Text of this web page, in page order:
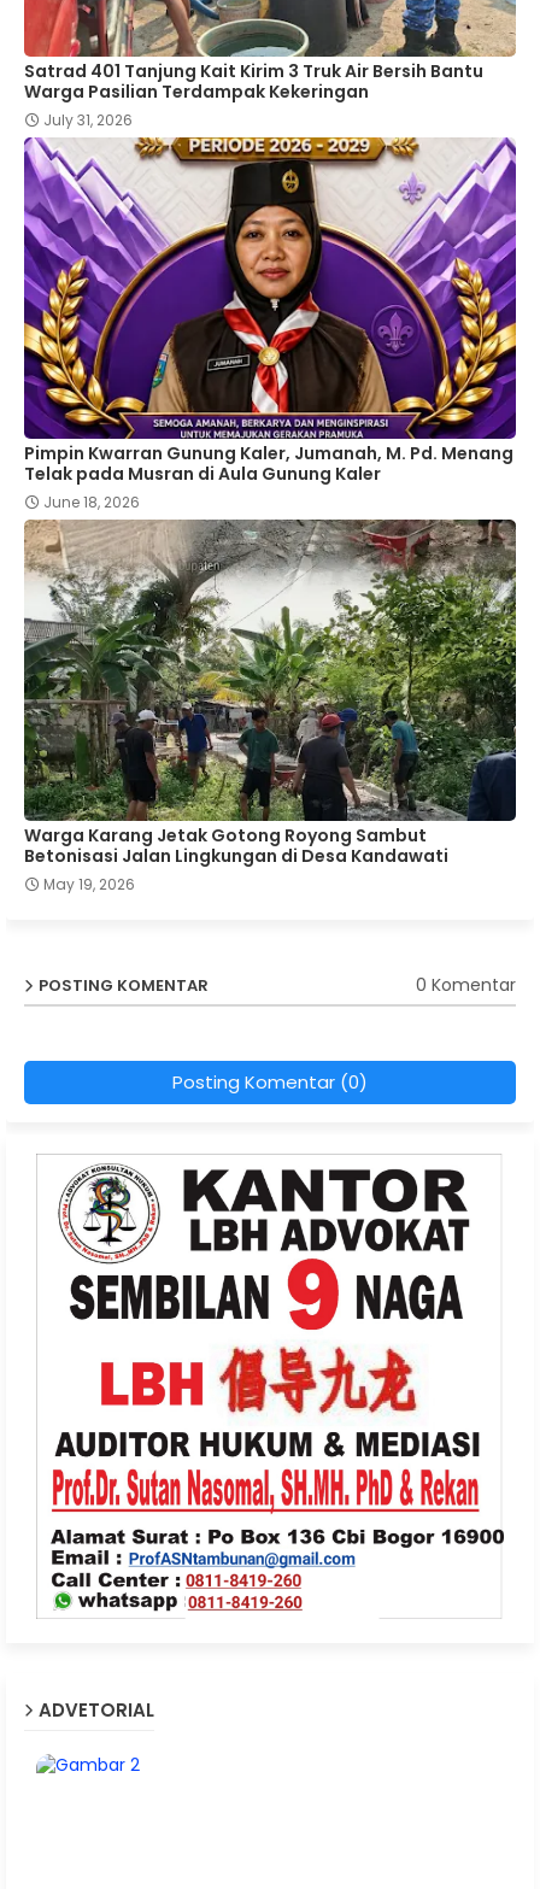
Satrad 401 Tanjung Kait Kirim 3 Truk Air Bersih Bantu
Warga Pasilian Terdampak Kekeringan
July 31, 2026
Pimpin Kwarran Gunung Kaler, Jumanah, M. Pd. Menang
Telak pada Musran di Aula Gunung Kaler
June 18, 2026
Warga Karang Jetak Gotong Royong Sambut
Betonisasi Jalan Lingkungan di Desa Kandawati
May 19, 2026
POSTING KOMENTAR 0 Komentar
Posting Komentar (0)
ADVETORIAL